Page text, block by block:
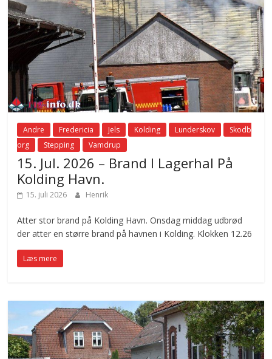
Andre Fredericia Jels Kolding Lunderskov
Skodb
org
Stepping Vamdrup
15. Jul. 2026 – Brand I Lagerhal På
Kolding Havn.
15. juli 2026 Henrik
Atter stor brand på Kolding Havn. Onsdag middag udbrød
der atter en større brand på havnen i Kolding. Klokken 12.26
Læs mere